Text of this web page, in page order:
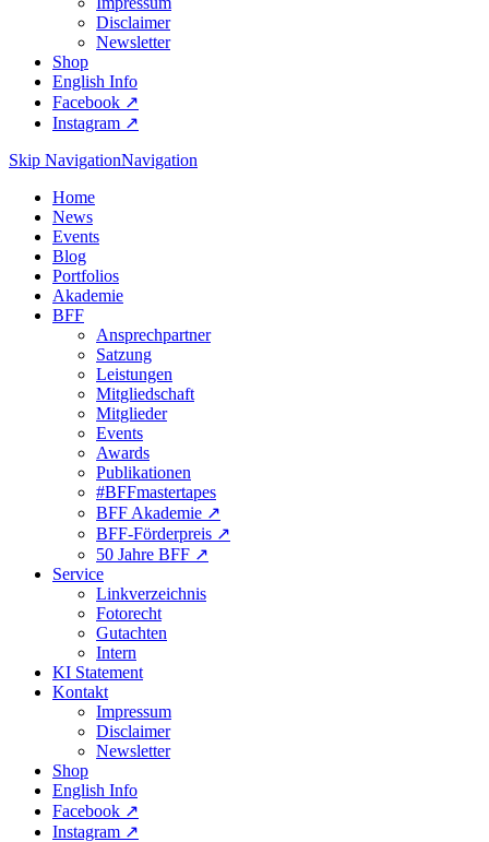
Disclaimer
Newsletter
Shop
English Info
Facebook ↗︎
Instagram ↗︎
Skip NavigationNavigation
Home
News
Events
Blog
Portfolios
Akademie
BFF
Ansprechpartner
Satzung
Leistungen
Mitgliedschaft
Mitglieder
Events
Awards
Publikationen
#BFFmastertapes
BFF Akademie ↗︎
BFF-Förderpreis ↗︎
50 Jahre BFF ↗︎
Service
Linkverzeichnis
Fotorecht
Gutachten
Intern
KI Statement
Kontakt
Impressum
Disclaimer
Newsletter
Shop
English Info
Facebook ↗︎
Instagram ↗︎